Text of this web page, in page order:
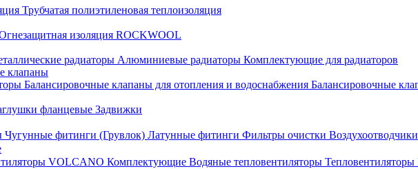
Трубчатая полиэтиленовая теплоизоляция
изоляция ROCKWOOL
радиаторы Алюминиевые радиаторы Комплектующие для радиаторов
клапаны
Балансировочные клапаны для отопления и водоснабжения Балансировочные
фланцевые Задвижки
Чугунные фитинги (Грувлок) Латунные фитинги Фильтры очистки Воздухоотводчики
VOLCANO Комплектующие Водяные тепловентиляторы Тепловентиляторы